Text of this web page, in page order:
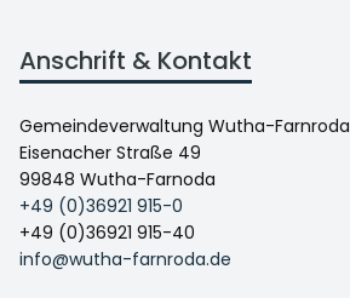
Anschrift & Kontakt
Gemeindeverwaltung Wutha-Farnroda
Eisenacher Straße 49
99848 Wutha-Farnoda
+49 (0)36921 915-0
+49 (0)36921 915-40
info@wutha-farnroda.de